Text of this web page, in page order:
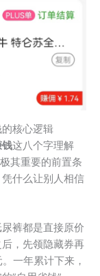
核心逻辑
钱这八个字理解
其重要的前置条
什么让别人相信
裤都是直接原价
，先领隐藏券再
一年累计下来，